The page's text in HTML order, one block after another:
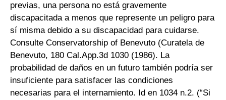
previas, una persona no está gravemente
discapacitada a menos que represente un peligro para
sí misma debido a su discapacidad para cuidarse.
Consulte Conservatorship of Benevuto (Curatela de
Benevuto, 180 Cal.App.3d 1030 (1986). La
probabilidad de daños en un futuro también podría ser
insuficiente para satisfacer las condiciones
necesarias para el internamiento. Id en 1034 n.2. (“Si